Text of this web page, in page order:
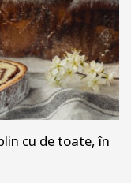
cu de toate, în